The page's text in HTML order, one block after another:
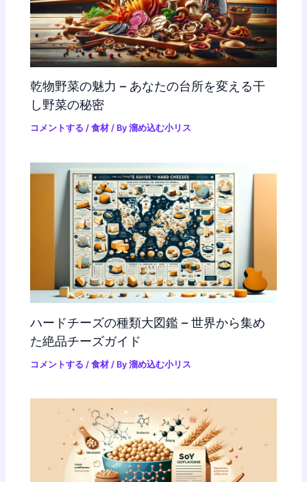
乾物野菜の魅力 – あなたの台所を変える干
し野菜の秘密
コメントする /食材 / By溜め込む小リス
ハードチーズの種類大図鑑 – 世界から集め
た絶品チーズガイド
コメントする /食材 / By溜め込む小リス